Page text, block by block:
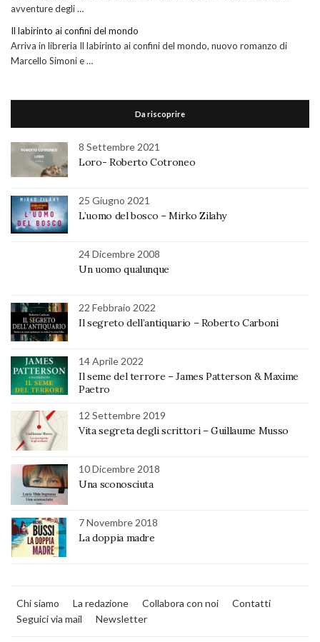
avventure degli …
Il labirinto ai confini del mondo
Arriva in libreria Il labirinto ai confini del mondo, nuovo romanzo di
Marcello Simoni e …
Da riscoprire
8 Settembre 2021
Loro- Roberto Cotroneo
25 Giugno 2021
L’uomo del bosco – Mirko Zilahy
24 Dicembre 2008
Un uomo qualunque
22 Febbraio 2022
Il segreto dell’antiquario – Roberto Carboni
14 Aprile 2022
Il seme del terrore – James Patterson & Maxime
Paetro
12 Settembre 2019
Vita segreta degli scrittori – Guillaume Musso
10 Dicembre 2018
Una sconosciuta
7 Novembre 2018
La doppia madre
Chi siamo La redazione Collabora con noi
Contatti
Seguici via mail
Newsletter